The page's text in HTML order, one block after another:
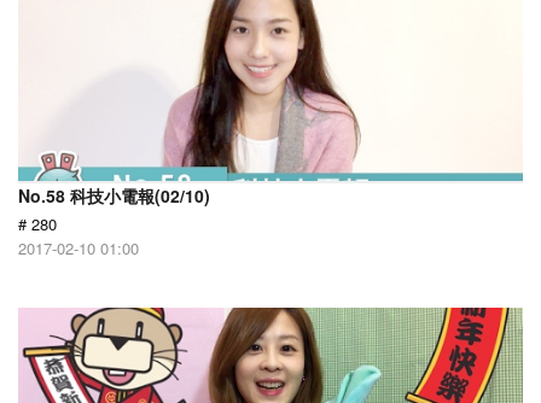
No.58 科技小電報(02/10)
# 280
2017-02-10 01:00